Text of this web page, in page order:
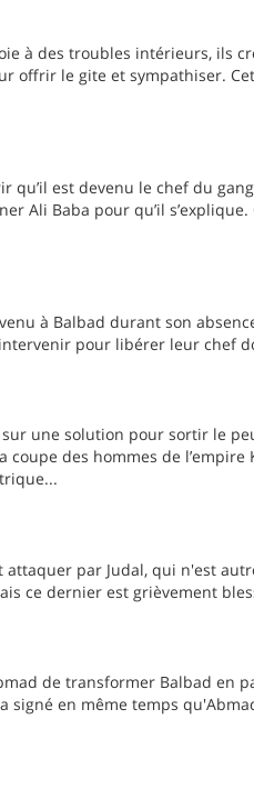
à des troubles intérieurs, ils
offrir le gite et sympathiser.
est devenu le chef du
Ali Baba pour qu’il
à Balbad durant son
pour libérer leur chef
une solution pour sortir le
des hommes de
par Judal, qui n'est
ce dernier est grièvement
de transformer Balbad en
en même temps